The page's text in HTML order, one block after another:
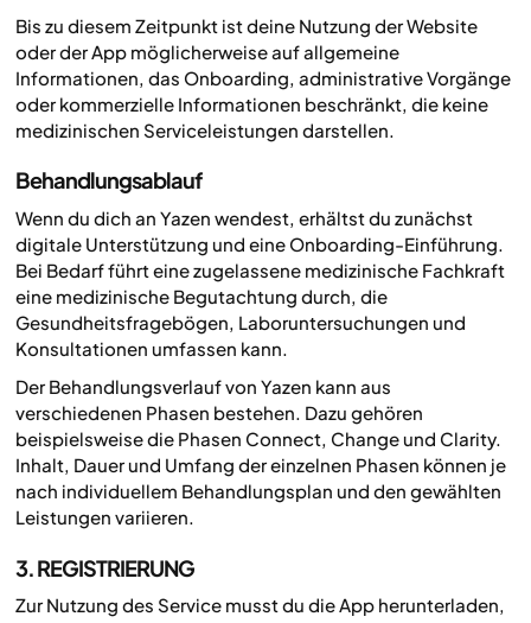
Bis zu diesem Zeitpunkt ist deine Nutzung der Website
oder der App möglicherweise auf allgemeine
Informationen, das Onboarding, administrative Vorgänge
oder kommerzielle Informationen beschränkt, die keine
medizinischen Serviceleistungen darstellen.
Behandlungsablauf
Wenn du dich an Yazen wendest, erhältst du zunächst
digitale Unterstützung und eine Onboarding-Einführung.
Bei Bedarf führt eine zugelassene medizinische Fachkraft
eine medizinische Begutachtung durch, die
Gesundheitsfragebögen, Laboruntersuchungen und
Konsultationen umfassen kann.
Der Behandlungsverlauf von Yazen kann aus
verschiedenen Phasen bestehen. Dazu gehören
beispielsweise die Phasen Connect, Change und Clarity.
Inhalt, Dauer und Umfang der einzelnen Phasen können je
nach individuellem Behandlungsplan und den gewählten
Leistungen variieren.
3. REGISTRIERUNG
Zur Nutzung des Service musst du die App herunterladen,